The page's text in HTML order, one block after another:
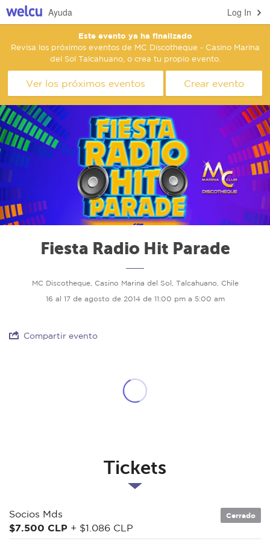
Log In
Ayuda
Este evento ya ha finalizado
Revisa los próximos eventos de MC Discotheque - Casino Marina
del Sol Talcahuano, o crea tu propio evento.
Ver los próximos eventos Crear evento
Fiesta Radio Hit Parade
MC Discotheque, Casino Marina del Sol, Talcahuano, Chile
16 al 17 de agosto de 2014 de 11:00 pm a 5:00 am
Compartir evento
Tickets
Socios Mds
$7.500 CLP + $1.086 CLP
Cerrado